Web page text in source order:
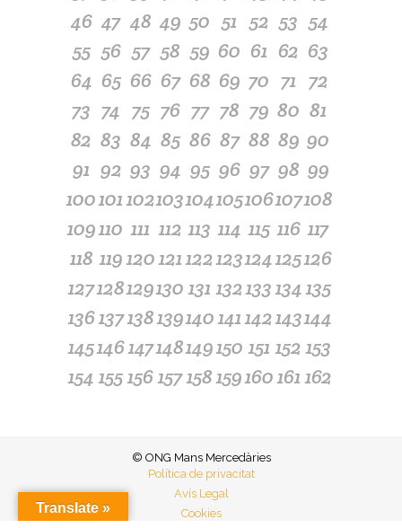
46 47 48 49 50 51 52 53 54
55 56 57 58 59 60 61 62 63
64 65 66 67 68 69 70 71 72
73 74 75 76 77 78 79 80 81
82 83 84 85 86 87 88 89 90
91 92 93 94 95 96 97 98 99
100101102103104105106107108
109110 111 112 113 114 115 116 117
118 119120121122123124125126
127128129130 131 132133134135
136137138139140141142143144
145146147148149150 151 152153
154 155156157158159160161162
© ONG Mans Mercedàries
Política de privacitat
Avís Legal
Cookies
Translate »